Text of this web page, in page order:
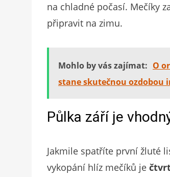
na chladné počasí. Mečíky
připravit na zimu.
Mohlo by vás zajímat: O
stane skutečnou ozdobou
Půlka září je
Jakmile spatříte první žluté
vykopání hlíz mečíků je